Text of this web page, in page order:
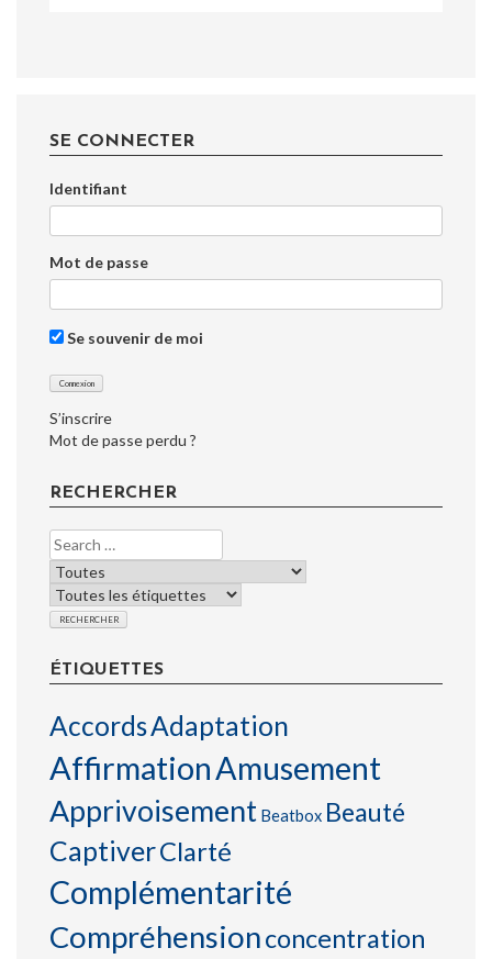
SE CONNECTER
Identifiant
Mot de passe
Se souvenir de moi
S’inscrire
Mot de passe perdu ?
RECHERCHER
ÉTIQUETTES
AccordsAdaptation
AffirmationAmusement
Apprivoisement Beatbox Beauté
CaptiverClarté
Complémentarité
Compréhensionconcentration